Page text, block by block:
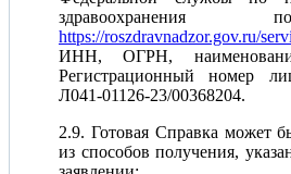
https://roszdravnadzor.gov.ru/
ИНН, ОГРН,
Регистрационный номер
Л041-01126-23/00368204.
2.9. Готовая Справка может
из способов получения,